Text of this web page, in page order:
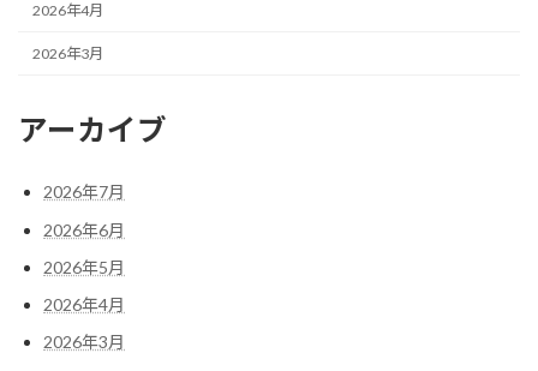
2026年4月
2026年3月
アーカイブ
2026年7月
2026年6月
2026年5月
2026年4月
2026年3月